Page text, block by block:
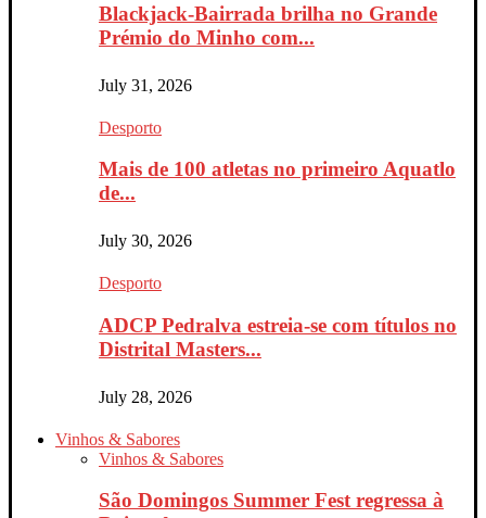
Blackjack-Bairrada brilha no Grande
Prémio do Minho com...
July 31, 2026
Desporto
Mais de 100 atletas no primeiro Aquatlo
de...
July 30, 2026
Desporto
ADCP Pedralva estreia-se com títulos no
Distrital Masters...
July 28, 2026
Vinhos & Sabores
Vinhos & Sabores
São Domingos Summer Fest regressa à